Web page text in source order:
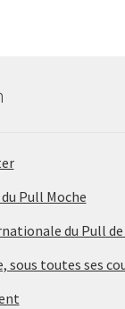
Pull Moche
du Pull de
sous toutes ses